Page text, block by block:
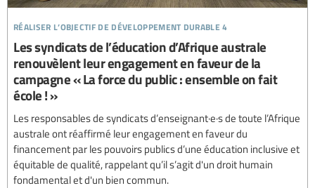
réaliser l’objectif de développement durable 4
Les syndicats de l’éducation d’Afrique australe
renouvèlent leur engagement en faveur de la
campagne « La force du public : ensemble on fait
école ! »
Les responsables de syndicats d’enseignant·e·s de toute l’Afrique
australe ont réaffirmé leur engagement en faveur du
financement par les pouvoirs publics d’une éducation inclusive et
équitable de qualité, rappelant qu’il s’agit d'un droit humain
fondamental et d'un bien commun.